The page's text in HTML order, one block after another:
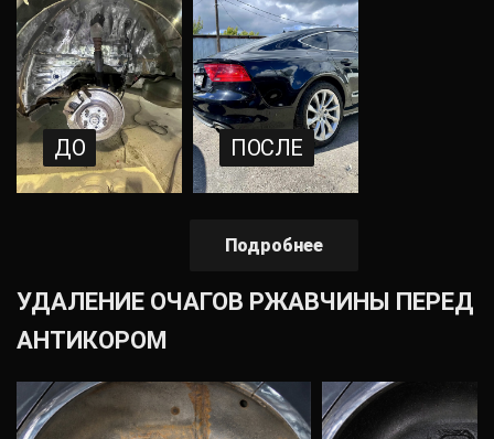
ДО ПОСЛЕ
Подробнее
УДАЛЕНИЕ ОЧАГОВ РЖАВЧИНЫ ПЕРЕД
АНТИКОРОМ